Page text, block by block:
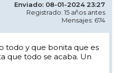
Enviado: 08-01-2024 23:27
Registrado: 15 años antes
Mensajes: 674
todo y que bonita que es
que todo se acaba. Un